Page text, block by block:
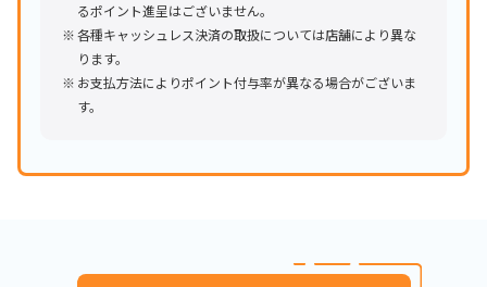
るポイント進呈はございません。
各種キャッシュレス決済の取扱については店舗により異な
ります。
お支払方法によりポイント付与率が異なる場合がございま
す。